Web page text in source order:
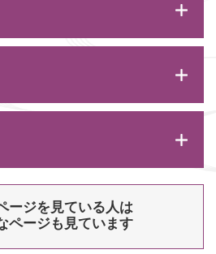
ージを見ている人は
ページも見ています